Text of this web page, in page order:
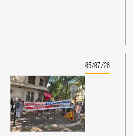
DÉBUT
DE
L’ANNÉE
2026
05/07/26